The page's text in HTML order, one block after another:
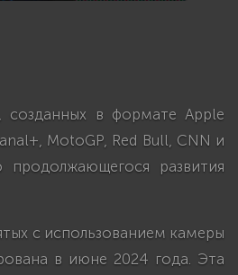
созданных в формате Apple
MotoGP, Red Bull, CNN и
развития
с использованием камеры
в июне 2024 года. Эта